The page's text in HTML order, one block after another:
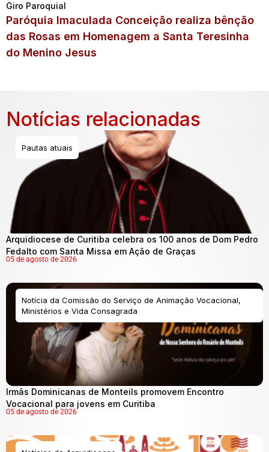
Giro Paroquial
Paróquia Imaculada Conceição realiza bênção
das Rosas em Homenagem a Santa Teresinha
do Menino Jesus
Notícias relacionadas
Pautas atuais
Arquidiocese de Curitiba celebra os 100 anos de Dom Pedro
Fedalto com Santa Missa em Ação de Graças
05 de agosto de 2026
Notícia da Comissão do Serviço de Animação Vocacional,
Ministérios e Vida Consagrada
Irmãs Dominicanas de Monteils promovem Encontro
Vocacional para jovens em Curitiba
05 de agosto de 2026